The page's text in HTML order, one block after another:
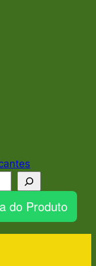
do Produto